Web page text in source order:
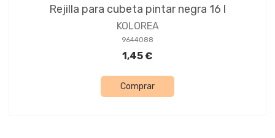
Rejilla para cubeta pintar negra 16 l
KOLOREA
9644088
1,45 €
Comprar